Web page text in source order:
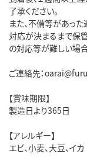
了承ください。
また、不備等があった
対応が決まるまで保
の対応等が難しい場
ご連絡先：
【賞味期限】
製造日より365日
【アレルギー】
エビ、小麦、大豆、イカ